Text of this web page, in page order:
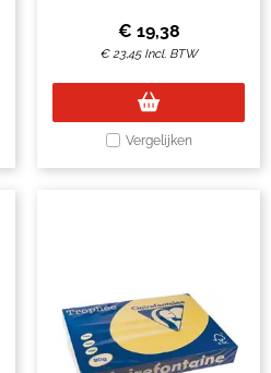
€ 19,38
€23,45 Incl. BTW
Vergelijken